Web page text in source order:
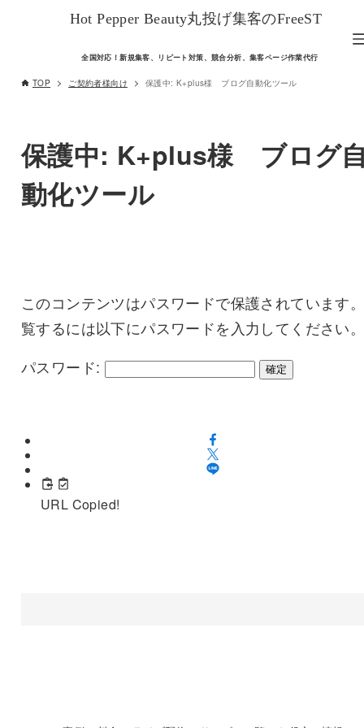
全国対応！新規集客、リピート対策、競合分析、集客ページ作業代行
Hot Pepper Beauty丸投げ集客のFreeST
TOP ご契約者様向け 保護中: K+plus様 ブログ自動化ツール
保護中: K+plus様 ブログ
動化ツール
このコンテンツはパスワードで保護されています
覧するには以下にパスワードを入力してください
パスワード:
URL Copied!